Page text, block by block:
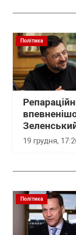
Політика
19 грудня,
Політика